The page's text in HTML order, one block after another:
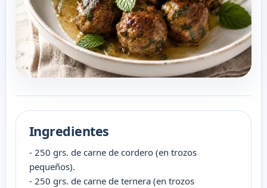
Ingredientes
- 250 grs. de carne de cordero (en trozos
pequeños).
- 250 grs. de carne de ternera (en trozos